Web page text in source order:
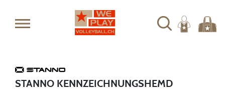
STANNO KENNZEICHNUNGSHEMD